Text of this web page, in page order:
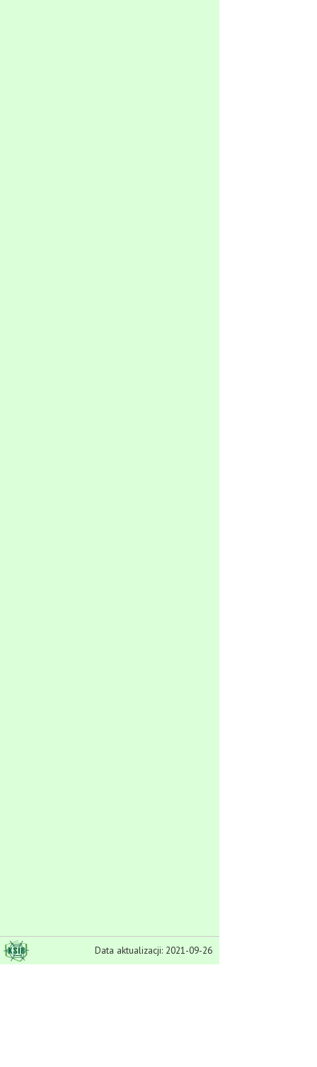
Data aktualizacji: 2021-09-26